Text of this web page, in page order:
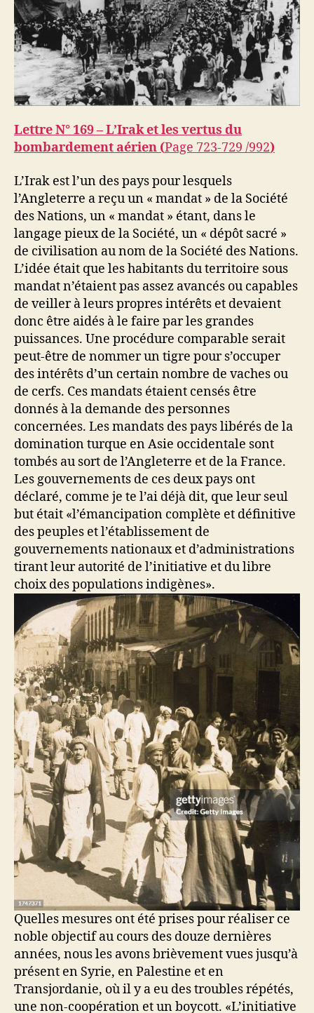
Lettre N°169 – L’Irak et les vertus du
bombardement aérien (Page 723-729 /992)
L’Irak est l’un des pays pour lesquels
l’Angleterre a reçu un « mandat » de la Société
des Nations, un « mandat » étant, dans le
langage pieux de la Société, un « dépôt sacré »
de civilisation au nom de la Société des Nations.
L’idée était que les habitants du territoire sous
mandat n’étaient pas assez avancés ou capables
de veiller à leurs propres intérêts et devaient
donc être aidés à le faire par les grandes
puissances. Une procédure comparable serait
peut-être de nommer un tigre pour s’occuper
des intérêts d’un certain nombre de vaches ou
de cerfs. Ces mandats étaient censés être
donnés à la demande des personnes
concernées. Les mandats des pays libérés de la
domination turque en Asie occidentale sont
tombés au sort de l’Angleterre et de la France.
Les gouvernements de ces deux pays ont
déclaré, comme je te l’ai déjà dit, que leur seul
but était «l’émancipation complète et définitive
des peuples et l’établissement de
gouvernements nationaux et d’administrations
tirant leur autorité de l’initiative et du libre
choix des populations indigènes».
Quelles mesures ont été prises pour réaliser ce
noble objectif au cours des douze dernières
années, nous les avons brièvement vues jusqu’à
présent en Syrie, en Palestine et en
Transjordanie, où il y a eu des troubles répétés,
une non-coopération et un boycott. «L’initiative